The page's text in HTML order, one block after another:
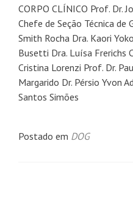
CORPO CLÍNICO Prof. Dr.
Chefe de Seção Técnica de
Smith Rocha Dra. Kaori
Busetti Dra. Luísa Frerichs
Cristina Lorenzi Prof. Dr.
Margarido Dr. Pérsio Yvon
Santos Simões
Postado em DOG